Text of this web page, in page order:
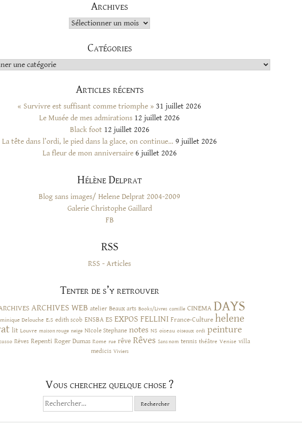
Archives
Archives
Catégories
Articles récents
« Survivre est suffisant comme triomphe » 31 juillet 2026
Le Musée de mes admirations 12 juillet 2026
Black foot 12 juillet 2026
La tête dans l’ordi, le pied dans la glace, on continue… 9 juillet 2026
La fleur de mon anniversaire 6 juillet 2026
Hélène Delprat
Blog sans images/ Helene Delprat 2004-2009
Galerie Christophe Gaillard
FB
RSS
RSS - Articles
Tenter de s’y retrouver
ARCHIVES WEB atelier Beaux arts Books/Livres camille CINEMA DAYS
Delouche E.S edith scob ENSBA ES EXPOS FELLINI France-Culture helene
lit Louvre maison rouge neige NIcole Stephane notes NS oiseau oiseaux ordi peinture
Rêves Repenti Roger Dumas Rome rue rêve Rêves Sans nom tennis théâtre Venise villa
medicis Viviers
Vous cherchez quelque chose ?
Rechercher :